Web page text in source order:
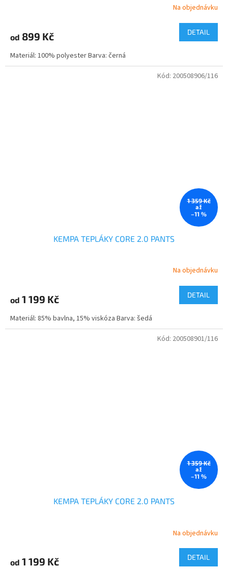
Na objednávku
od 899 Kč DETAIL
Materiál: 100% polyester Barva: černá
1 359 Kč
až
–11 %
KEMPA TEPLÁKY CORE 2.0 PANTS
Na objednávku
od 1 199 Kč DETAIL
Materiál: 85% bavlna, 15% viskóza Barva: šedá
Kód: 200508906/116
1 359 Kč
až
–11 %
KEMPA TEPLÁKY CORE 2.0 PANTS
Na objednávku
od 1 199 Kč DETAIL
Kód: 200508901/116